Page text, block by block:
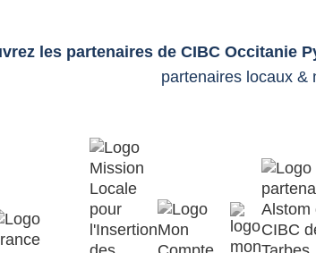
les partenaires de CIBC Occitanie
partenaires locaux &